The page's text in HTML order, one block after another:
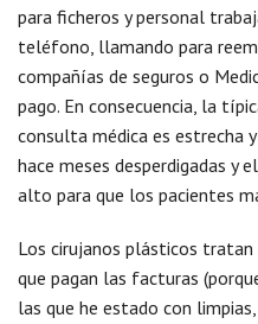
para ficheros y personal
teléfono, llamando para
compañías de seguros o
pago. En consecuencia, la
consulta médica es estrecha
hace meses desperdigadas y
alto para que los pacientes
Los cirujanos plásticos
que pagan las facturas
las que he estado con